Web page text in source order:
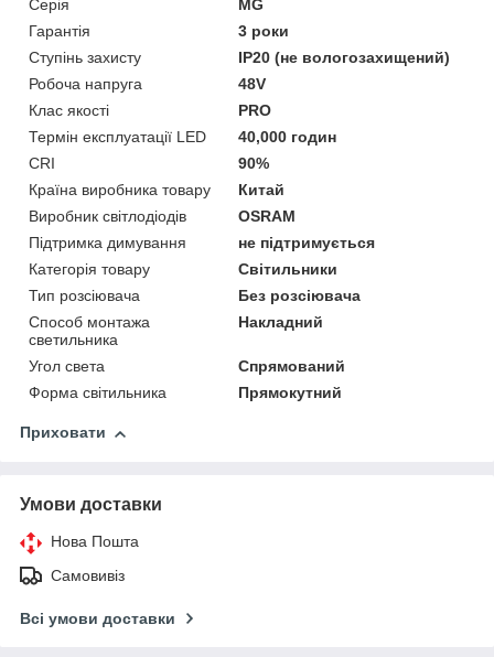
Серія
MG
Гарантія
3 роки
Ступінь захисту
IP20 (не вологозахищений)
Робоча напруга
48V
Клас якості
PRO
Термін експлуатації LED
40,000 годин
CRI
90%
Країна виробника товару
Китай
Виробник світлодіодів
OSRAM
Підтримка димування
не підтримується
Категорія товару
Світильники
Тип розсіювача
Без розсіювача
Способ монтажа
светильника
Накладний
Угол света
Спрямований
Форма світильника
Прямокутний
Приховати
Умови доставки
Нова Пошта
Самовивіз
Всі умови доставки